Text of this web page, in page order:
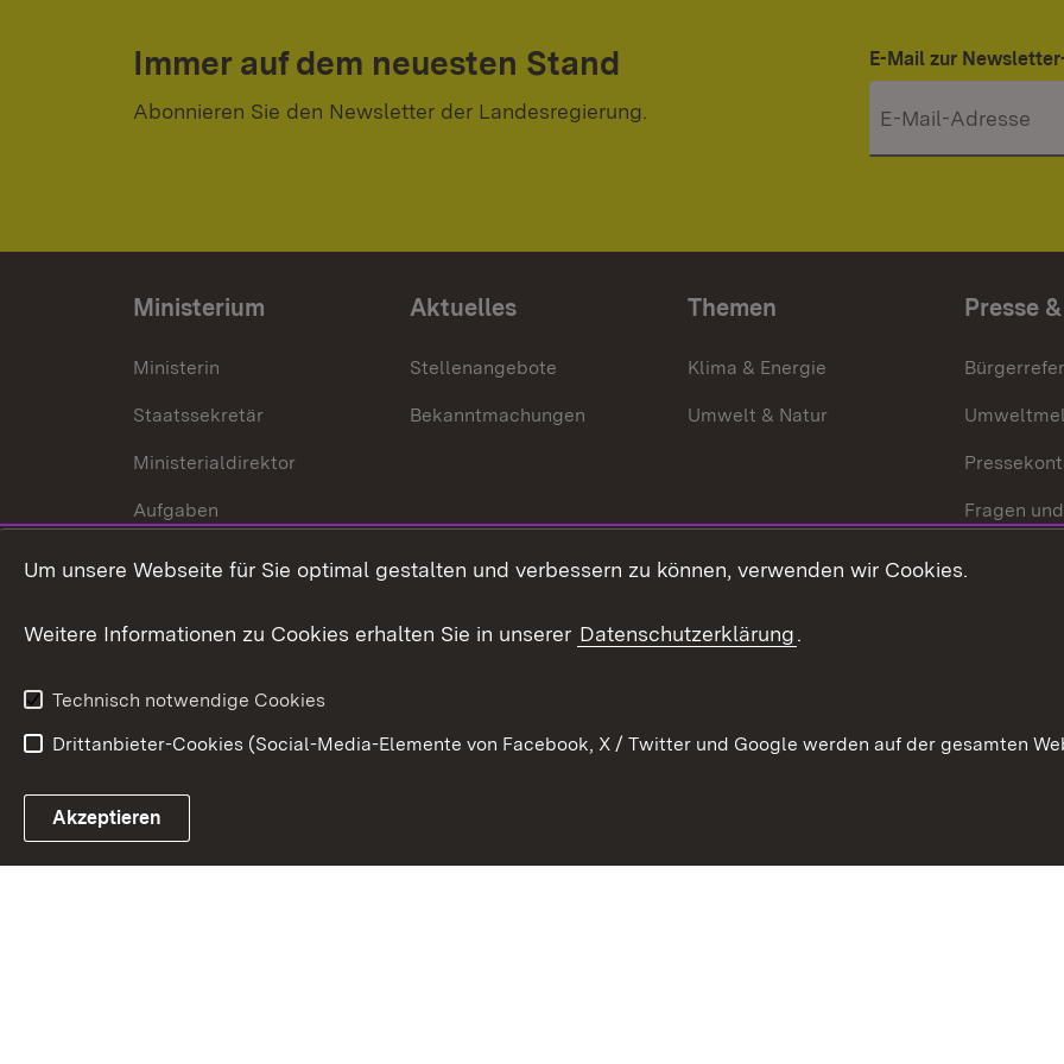
Immer auf dem neuesten Stand
Abonnieren Sie den Newsletter der Landesregierung.
E-Mail zur
Ministerium
Ministerin
Staatssekretär
Ministerialdirektor
Aufgaben
Internationale
Aktuelles
Stellenangebote
Bekanntmachungen
Themen
Klima & Energie
Umwelt & Natur
Presse
Fragen
Link zum Landesportal
Um unsere Webseite für Sie optimal gestalten und verbessern zu können, verwenden wir Cookies.
Weitere Informationen zu Cookies erhalten Sie in unserer Datenschutzerklärung.
Technisch notwendige Cookies
Drittanbieter-Cookies (Social-Media-Elemente von Facebook, X / Twitter und Google werden auf der gesamten
Akzeptieren